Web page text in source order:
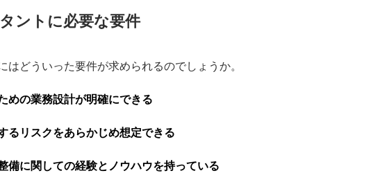
ントに必要な要件
どういった要件が求められるのでしょうか。
の業務設計が明確にできる
リスクをあらかじめ想定できる
に関しての経験とノウハウを持っている